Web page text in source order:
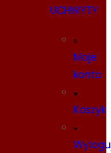
UCHWYTY
Moje
konto
Koszyk